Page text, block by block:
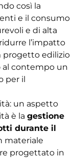
così la
e il consumo
e di alta
l’impatto
progetto edilizio
al contempo un
per il
un aspetto
è la gestione
durante il
materiale
progettato in